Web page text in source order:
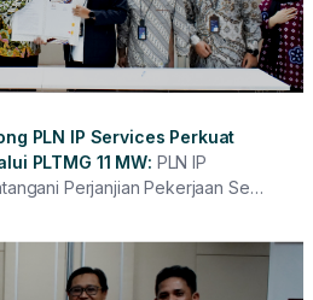
PLN IP Services Perkuat
PLTMG 11 MW PLN IP
Perjanjian Pekerjaan Sewa
dalam memperkuat keandalan
perjanjian ini dilakukan
Induk Wilayah Papua dan